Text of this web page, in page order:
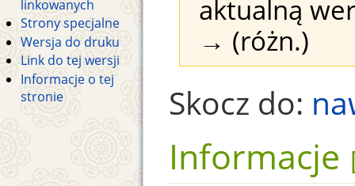
aktualną
→ (różn.)
Skocz do:
Informacje
linkowanych
Strony specjalne
Wersja do druku
Link do tej wersji
Informacje o tej
stronie